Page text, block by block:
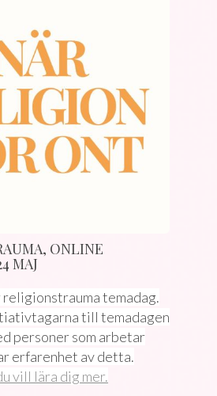
ONLINE
MAJ
religionstrauma temadag.
till temadagen
personer som arbetar
erfarenhet av detta.
vill lära dig mer.